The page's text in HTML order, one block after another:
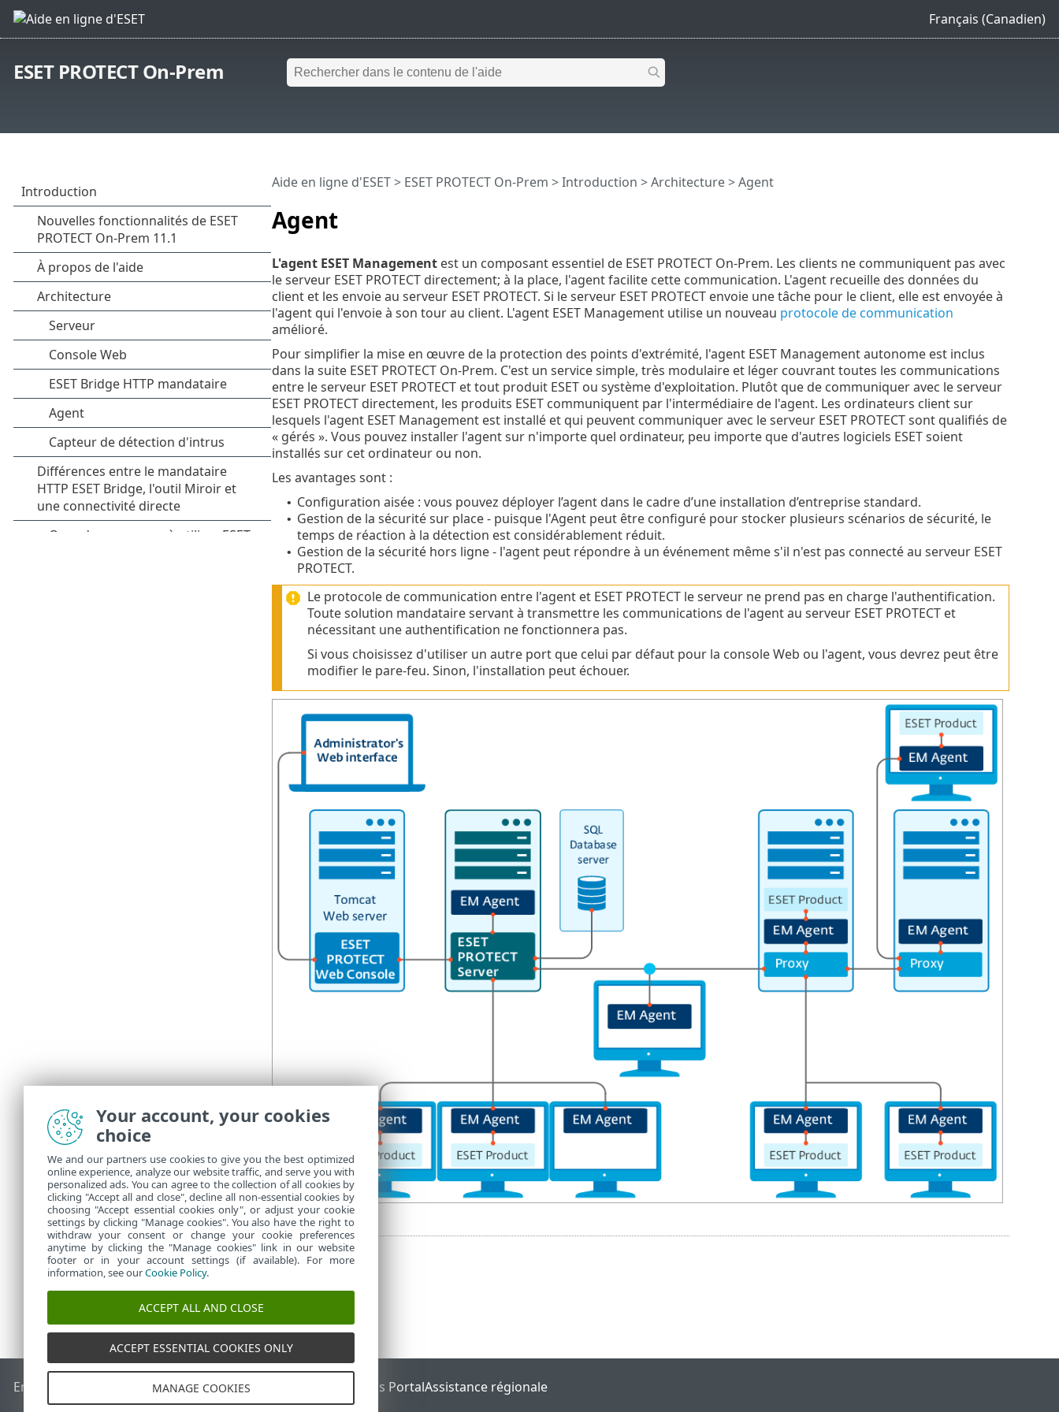
Français (Canadien)
ESET PROTECT On-Prem
Agent
Aide en ligne d'ESET> ESET PROTECT On-Prem >Introduction >Architecture> Agent
L'agent ESET Managementest un composant essentiel de ESET PROTECT On-Prem. Les clients ne communiquent pas avec
le serveur ESET PROTECT directement; à la place, l'agent facilite cette communication. L'agent recueille des données du
client et les envoie au serveur ESET PROTECT. Si le serveur ESET PROTECT envoie une tâche pour le client, elle est envoyée à
l'agent qui l'envoie à son tour au client. L'agent ESET Management utilise un nouveau protocole de communication
amélioré.
Pour simplifier la mise en œuvre de la protection des points d'extrémité, l'agent ESET Management autonome est inclus
dans la suite ESET PROTECT On-Prem. C'est un service simple, très modulaire et léger couvrant toutes les communications
entre le serveur ESET PROTECT et tout produit ESET ou système d'exploitation. Plutôt que de communiquer avec le serveur
ESET PROTECT directement, les produits ESET communiquent par l'intermédiaire de l'agent. Les ordinateurs client sur
lesquels l'agent ESET Management est installé et qui peuvent communiquer avec le serveur ESET PROTECT sont qualifiés de
« gérés ». Vous pouvez installer l'agent sur n'importe quel ordinateur, peu importe que d'autres logiciels ESET soient
installés sur cet ordinateur ou non.
Les avantages sont :
• Configuration aisée : vous pouvez déployer l’agent dans le cadre d’une installation d’entreprise standard.
• Gestion de la sécurité sur place - puisque l'Agent peut être configuré pour stocker plusieurs scénarios de sécurité, le
temps de réaction à la détection est considérablement réduit.
• Gestion de la sécurité hors ligne - l'agent peut répondre à un événement même s'il n'est pas connecté au serveur ESET
PROTECT.
Le protocole de communication entre l'agent et ESET PROTECT le serveur ne prend pas en charge l'authentification.
Toute solution mandataire servant à transmettre les communications de l'agent au serveur ESET PROTECT et
nécessitant une authentification ne fonctionnera pas.
Si vous choisissez d'utiliser un autre port que celui par défaut pour la console Web ou l'agent, vous devrez peut être
modifier le pare-feu. Sinon, l'installation peut échouer.
End of Life Base de connaissances ESETForum ESET ESET Status PortalAssistance régionale
Your account, your cookies
choice
We and our partners use cookies to give you the best optimized
online experience, analyze our website traffic, and serve you with
personalized ads. You can agree to the collection of all cookies by
clicking "Accept all and close", decline all non-essential cookies by
choosing "Accept essential cookies only", or adjust your cookie
settings by clicking "Manage cookies". You also have the right to
withdraw your consent or change your cookie preferences
anytime by clicking the "Manage cookies" link in our website
footer or in your account settings (if available). For more
information, see ourCookie Policy.
ACCEPT ALL AND CLOSE
ACCEPT ESSENTIAL COOKIES ONLY
MANAGE COOKIES